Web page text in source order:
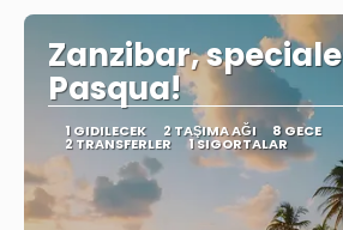
Zanzibar, speciale
Pasqua!
1 GIDILECEK 2 TAŞIMA AĞI 8 GECE
2 TRANSFERLER 1 SIGORTALAR